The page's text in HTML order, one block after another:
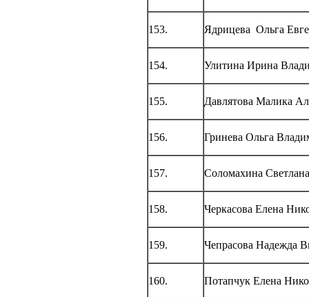
153. Ядрицева Ольга
154. Улитина Ирина
155. Давлятова Малика
156. Гринева Ольга
157. Соломахина
158. Черкасова Елена
159. Чепрасова Надежда
160. Потапчук Елена